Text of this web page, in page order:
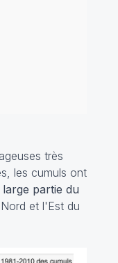
très
les cumuls ont
partie du
et l'Est du